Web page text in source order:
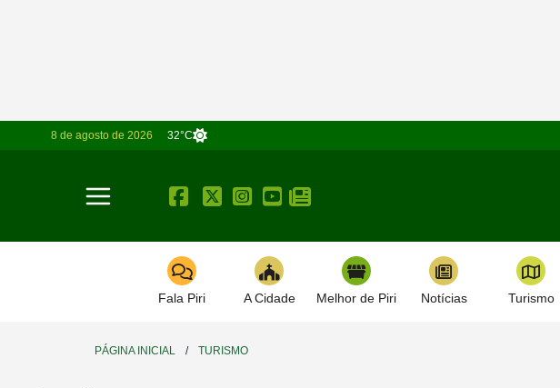
8 de agosto de 2026 32°C
Toggle navigation
Fala Piri A Cidade Melhor de Piri Notícias Turismo
PÁGINA INICIAL / TURISMO